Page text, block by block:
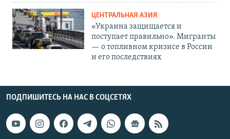
ЦЕНТРАЛЬНАЯ АЗИЯ
«Украина защищается и
поступает правильно». Мигранты
— о топливном кризисе в России
и его последствиях
ПОДПИШИТЕСЬ НА НАС В СОЦСЕТЯХ